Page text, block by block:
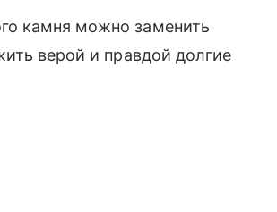
камня можно заменить
верой и правдой долгие